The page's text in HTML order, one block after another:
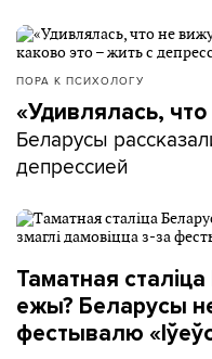
ПОРА К ПСИХОЛОГУ
«Удивлялась,
Беларусы
депрессией
Таматная сталіца
ежы? Беларусы
фестывалю